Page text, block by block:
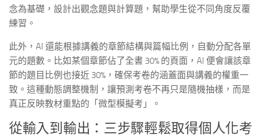
念為基礎，設計出觀念題與計算題，幫助學生從不同角度反覆
練習。
此外，AI 還能根據講義的章節結構與篇幅比例，自動分配各單
元的題數。比如某個章節佔了全書 30% 的頁面，AI 便會讓該章
節的題目比例也接近 30%，確保考卷的涵蓋面與講義的權重一
致。這種動態調整機制，讓預測考卷不再只是隨機抽樣，而是
真正反映教材重點的「微型模擬考」。
從輸入到輸出：三步驟輕鬆取得個人化考